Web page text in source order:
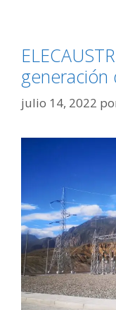
generación
julio 14, 2022